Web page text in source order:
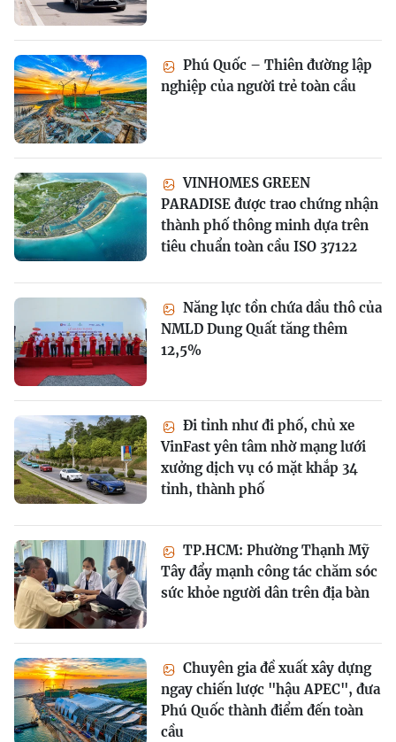
Phú Quốc – Thiên đường lập
nghiệp của người trẻ toàn cầu
VINHOMES GREEN
PARADISE được trao chứng nhận
thành phố thông minh dựa trên
tiêu chuẩn toàn cầu ISO 37122
Năng lực tồn chứa dầu thô của
NMLD Dung Quất tăng thêm
12,5%
Đi tỉnh như đi phố, chủ xe
VinFast yên tâm nhờ mạng lưới
xưởng dịch vụ có mặt khắp 34
tỉnh, thành phố
TP.HCM: Phường Thạnh Mỹ
Tây đẩy mạnh công tác chăm sóc
sức khỏe người dân trên địa bàn
Chuyên gia đề xuất xây dựng
ngay chiến lược "hậu APEC", đưa
Phú Quốc thành điểm đến toàn
cầu